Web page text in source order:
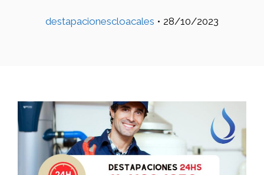
destapacionescloacales • 28/10/2023